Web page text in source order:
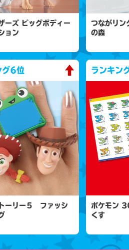
ーズ ビッグボディー
ョン
つながリン
の森
グ6位
ーリー５ ファッシ
ランキン
ポケモン
くす